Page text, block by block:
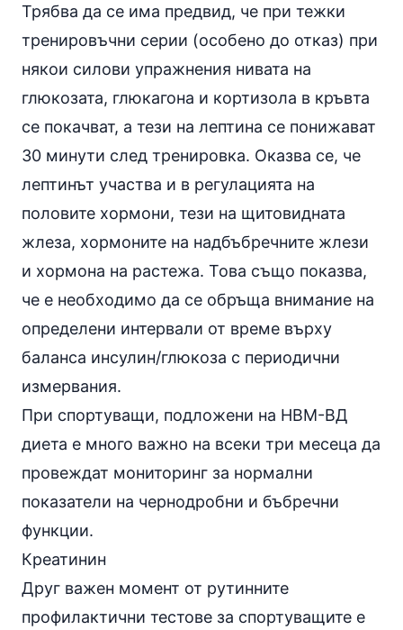
Трябва да се има предвид, че при тежки
тренировъчни серии (особено до отказ) при
някои силови упражнения нивата на
глюкозата, глюкагона и кортизола в кръвта
се покачват, а тези на лептина се понижават
30 минути след тренировка. Оказва се, че
лептинът участва и в регулацията на
половите хормони, тези на щитовидната
жлеза, хормоните на надбъбречните жлези
и хормона на растежа. Това също показва,
че е необходимо да се обръща внимание на
определени интервали от време върху
баланса инсулин/глюкоза с периодични
измервания.
При спортуващи, подложени на НВМ-ВД
диета е много важно на всеки три месеца да
провеждат мониторинг за нормални
показатели на чернодробни и бъбречни
функции.
Креатинин
Друг важен момент от рутинните
профилактични тестове за спортуващите е